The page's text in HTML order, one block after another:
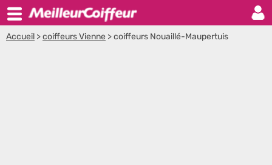
Accueil >coiffeurs Vienne >coiffeurs Nouaillé-Maupertuis